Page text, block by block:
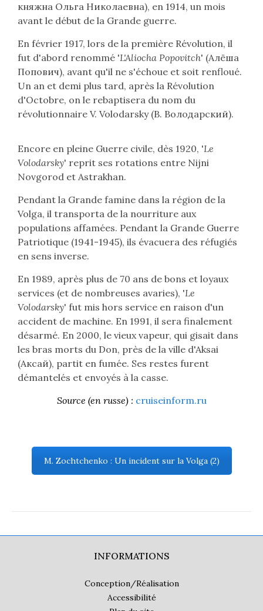
княжна Ольга Николаевна), en 1914, un mois
avant le début de la Grande guerre.
En février 1917, lors de la première Révolution, il
fut d'abord renommé 'L'Aliocha Popovitch' (Алёша
Попович), avant qu'il ne s'échoue et soit renfloué.
Un an et demi plus tard, après la Révolution
d'Octobre, on le rebaptisera du nom du
révolutionnaire V. Volodarsky (В. Володарский).
Encore en pleine Guerre civile, dès 1920, 'Le
Volodarsky' reprit ses rotations entre Nijni
Novgorod et Astrakhan.
Pendant la Grande famine dans la région de la
Volga, il transporta de la nourriture aux
populations affamées. Pendant la Grande Guerre
Patriotique (1941-1945), ils évacuera des réfugiés
en sens inverse.
En 1989, après plus de 70 ans de bons et loyaux
services (et de nombreuses avaries), 'Le
Volodarsky' fut mis hors service en raison d'un
accident de machine. En 1991, il sera finalement
désarmé. En 2000, le vieux vapeur, qui gisait dans
les bras morts du Don, près de la ville d'Aksai
(Аксай), ​​partit en fumée. Ses restes furent
démantelés et envoyés à la casse.
Source (en russe) : cruiseinform.ru
M. Zochtchenko : Un incident sur la Volga (2)
INFORMATIONS
Conception/Réalisation
Accessibilité